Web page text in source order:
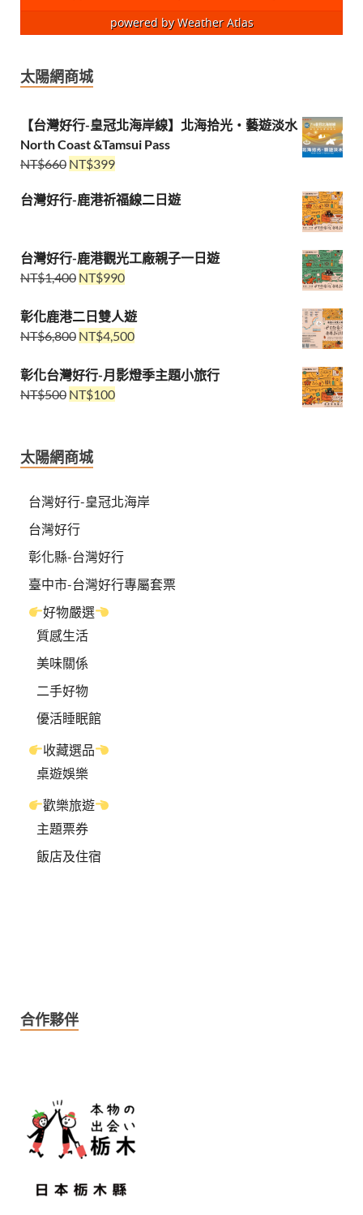
powered byWeather Atlas
太陽網商城
【台灣好行-皇冠北海岸線】北海拾光・藝遊淡水
North Coast &Tamsui Pass
NT$660 NT$399
台灣好行-鹿港祈福線二日遊
台灣好行-鹿港觀光工廠親子一日遊
NT$1,400 NT$990
彰化鹿港二日雙人遊
NT$6,800 NT$4,500
彰化台灣好行-月影燈季主題小旅行
NT$500 NT$100
太陽網商城
台灣好行-皇冠北海岸
台灣好行
彰化縣-台灣好行
臺中市-台灣好行專屬套票
好物嚴選
質感生活
美味關係
二手好物
優活睡眠館
收藏選品
桌遊娛樂
歡樂旅遊
主題票券
飯店及住宿
合作夥伴